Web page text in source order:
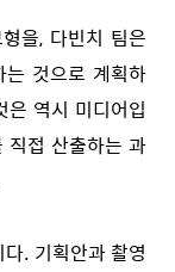
을, 다빈치 팀은
것으로 계획하
역시 미디어입
직접 산출하는 과
. 기획안과 촬영